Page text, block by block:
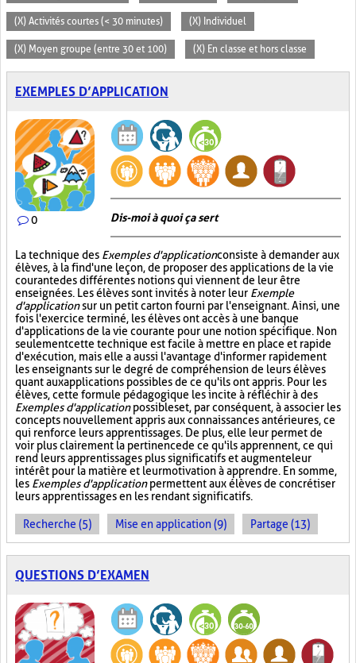
(X) Activités courtes (< 30 minutes) (X) Individuel
(X) Moyen groupe (entre 30 et 100) (X) En classe et hors classe
EXEMPLES D’APPLICATION
0 Dis-moi à quoi ça sert
La technique des Exemples d'applicationconsiste à demander aux
élèves, à la fin d'une leçon, de proposer des applications de la vie
courante des différentes notions qui viennent de leur être
enseignées. Les élèves sont invités à noter leur Exemple
d'applicationsur un petit carton fourni par l'enseignant. Ainsi, une
fois l'exercice terminé, les élèves ont accès à une banque
d'applications de la vie courante pour une notion spécifique. Non
seulement cette technique est facile à mettre en place et rapide
d'exécution, mais elle a aussi l'avantage d'informer rapidement
les enseignants sur le degré de compréhension de leurs élèves
quant aux applications possibles de ce qu'ils ont appris. Pour les
élèves, cette formule pédagogique les incite à réfléchir à des
Exemples d'applicationpossibles et, par conséquent, à associer les
concepts nouvellement appris aux connaissances antérieures, ce
qui renforce leurs apprentissages. De plus, elle leur permet de
voir plus clairement la pertinence de ce qu'ils apprennent, ce qui
rend leurs apprentissages plus significatifs et augmente leur
intérêt pour la matière et leur motivation à apprendre. En somme,
les Exemples d'applicationpermettent aux élèves de concrétiser
leurs apprentissages en les rendant significatifs.
Recherche (5) Mise en application (9) Partage (13)
QUESTIONS D’EXAMEN